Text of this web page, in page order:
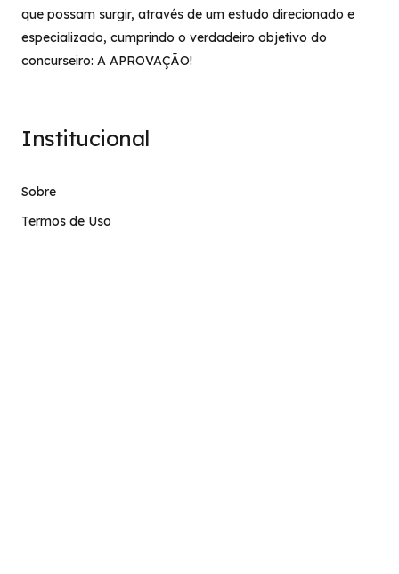
que possam surgir, através de um estudo direcionado e
especializado, cumprindo o verdadeiro objetivo do
concurseiro: A APROVAÇÃO!
Institucional
Sobre
Termos de Uso